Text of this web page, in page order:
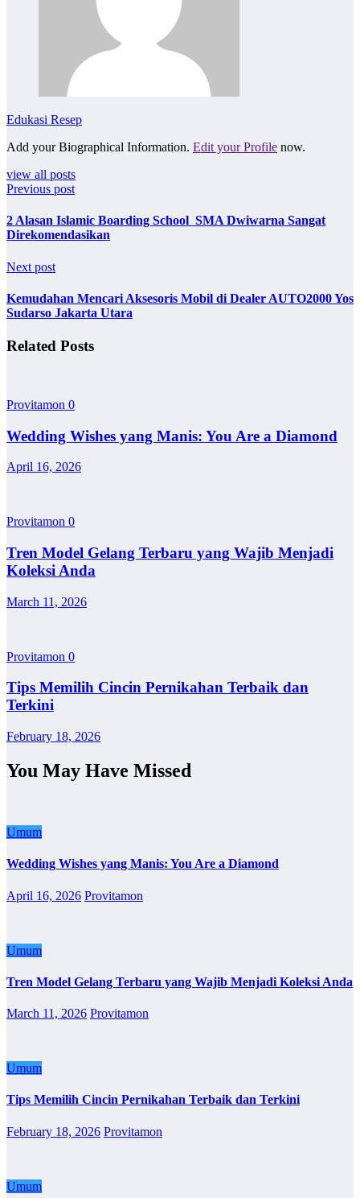
Edukasi Resep
Add your Biographical Information. Edit your Profile now.
view all posts
Previous post
2 Alasan Islamic Boarding School SMA Dwiwarna Sangat
Direkomendasikan
Next post
Kemudahan Mencari Aksesoris Mobil di Dealer AUTO2000 Yos
Sudarso Jakarta Utara
Related Posts
Provitamon 0
Wedding Wishes yang Manis: You Are a Diamond
April 16, 2026
Provitamon 0
Tren Model Gelang Terbaru yang Wajib Menjadi
Koleksi Anda
March 11, 2026
Provitamon 0
Tips Memilih Cincin Pernikahan Terbaik dan
Terkini
February 18, 2026
You May Have Missed
Umum
Wedding Wishes yang Manis: You Are a Diamond
April 16, 2026 Provitamon
Umum
Tren Model Gelang Terbaru yang Wajib Menjadi Koleksi Anda
March 11, 2026 Provitamon
Umum
Tips Memilih Cincin Pernikahan Terbaik dan Terkini
February 18, 2026 Provitamon
Umum